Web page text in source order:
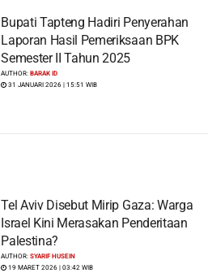
Bupati Tapteng Hadiri Penyerahan
Laporan Hasil Pemeriksaan BPK
Semester II Tahun 2025
AUTHOR:BARAK ID
31 JANUARI 2026 | 15:51 WIB
Tel Aviv Disebut Mirip Gaza: Warga
Israel Kini Merasakan Penderitaan
Palestina?
AUTHOR:SYARIF HUSEIN
19 MARET 2026 | 03:42 WIB